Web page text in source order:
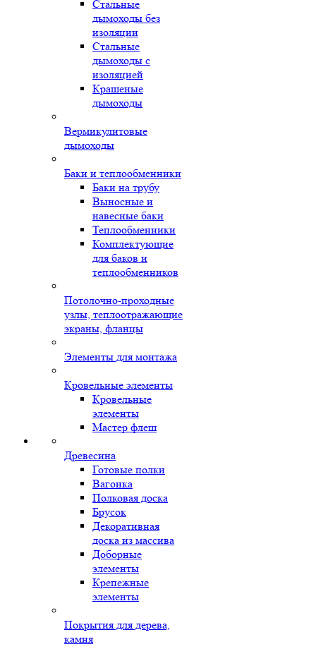
Стальные
дымоходы без
изоляции
Стальные
дымоходы с
изоляцией
Крашеные
дымоходы
Вермикулитовые
дымоходы
Баки и теплообменники
Баки на трубу
Выносные и
навесные баки
Теплообменники
Комплектующие
для баков и
теплообменников
Потолочно-проходные
узлы, теплоотражающие
экраны, фланцы
Элементы для монтажа
Кровельные элементы
Кровельные
элементы
Мастер флеш
Древесина
Готовые полки
Вагонка
Полковая доска
Брусок
Декоративная
доска из массива
Доборные
элементы
Крепежные
элементы
Покрытия для дерева,
камня